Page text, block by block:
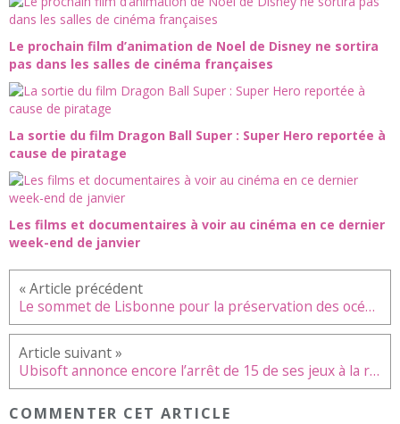
Le prochain film d’animation de Noel de Disney ne sortira
pas dans les salles de cinéma françaises
La sortie du film Dragon Ball Super : Super Hero reportée à
cause de piratage
Les films et documentaires à voir au cinéma en ce dernier
week-end de janvier
Le sommet de Lisbonne pour la préservation des océans
Ubisoft annonce encore l’arrêt de 15 de ses jeux à la rentrée
COMMENTER CET ARTICLE